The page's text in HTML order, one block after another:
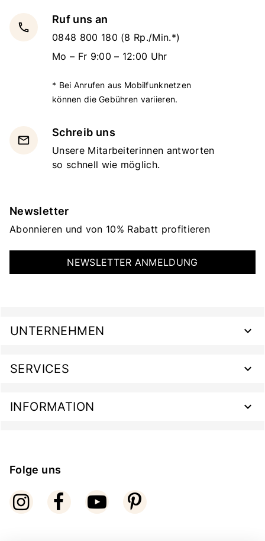
local_phone
Ruf uns an
0848 800 180 (8 Rp./Min.*)
Mo – Fr 9:00 – 12:00 Uhr
* Bei Anrufen aus Mobilfunknetzen
können die Gebühren variieren.
email
Schreib uns
Unsere Mitarbeiterinnen antworten
so schnell wie möglich.
Newsletter
Abonnieren und von 10% Rabatt profitieren
NEWSLETTER ANMELDUNG
UNTERNEHMEN
SERVICES
INFORMATION
Folge uns